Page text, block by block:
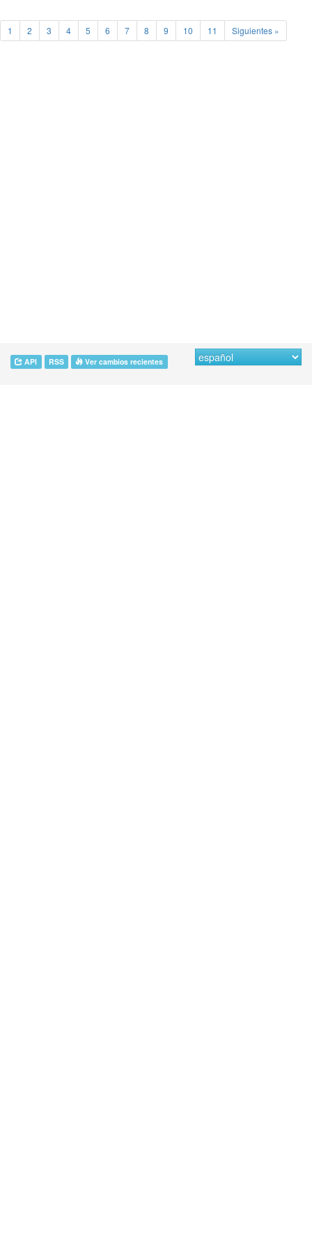
1 2 3 4 5 6 7 8 9 10 11 Siguientes »
API RSS Ver cambios recientes